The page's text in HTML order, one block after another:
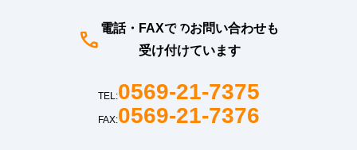
電話・FAXでのお問い合わせも
受け付けています
TEL:0569-21-7375
FAX:0569-21-7376